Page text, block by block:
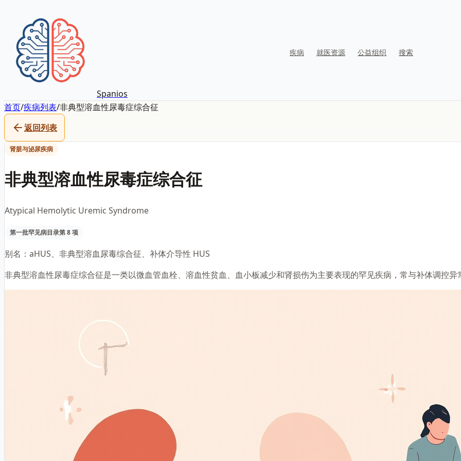
Spanios
疾病 就医资源 公益组织 搜索
首页/疾病列表/非典型溶血性尿毒症综合征
返回列表
肾脏与泌尿疾病
非典型溶血性尿毒症综合征
Atypical Hemolytic Uremic Syndrome
第一批罕见病目录第 8 项
别名： aHUS、非典型溶血尿毒综合征、补体介导性 HUS
非典型溶血性尿毒症综合征是一类以微血管血栓、溶血性贫血、血小板减少和肾损伤为主要表现的罕见疾病，常与补体调控异